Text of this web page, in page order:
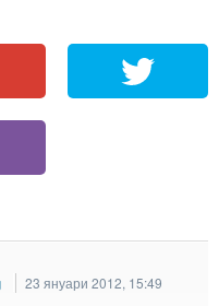
23 януари 2012, 15:49